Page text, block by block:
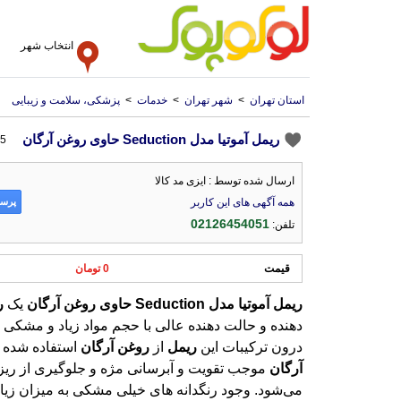
انتخاب شهر
استان تهران > شهر تهران > خدمات > پزشکی، سلامت و زیبایی
ریمل آموتیا مدل Seduction حاوی روغن آرگان 5 سال پیش
ارسال شده توسط : ایزی مد کالا
همه آگهی های این کاربر
تلفن:02126454051
قیمت 0 تومان
ریمل آموتیا مدل Seduction حاوی روغن آرگان یک
درون ترکیبات این ریمل از روغن آرگان استفاده
آرگان موجب تقویت و آبرسانی مژه و جلوگیری از
می‌شود. وجود رنگدانه های خیلی مشکی به میزان زیاد در